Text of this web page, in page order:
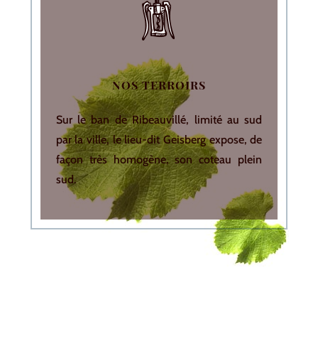
NOS TERROIRS
Sur le ban de Ribeauvillé, limité au sud
par la ville, le lieu-dit Geisberg expose, de
façon très homogène, son coteau plein
sud.